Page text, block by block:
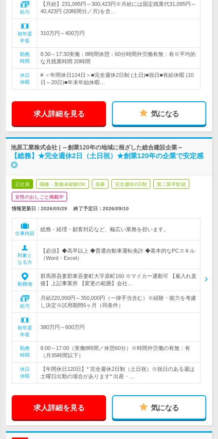
給与
【月給】231,095円～300,423円※月給には固定残業代31,095円～
40,423円 (20時間分／月)を含…
初年度
年収
310万円～400万円
勤務
時間
8:30～17:30実働：8時間休憩：60分時間外労働有無：有※平均的
な月残業時間 20時間
休日
休暇
# ＜年間休日124日＞■完全週休2日制 (土日)■祝日■有給休暇 (10
日～20日)■年末年始休暇…
求人詳細を見る 気になる
池原工業株式会社 | ～創業120年の地域に根ざした総合建設企業～
【総務】★完全週休2日（土日祝）★創業120年の企業で安定感
◎
正社員 職種・業種未経験OK 急募 完全週休2日制 第二新卒歓迎
女性のおしごと掲載中
情報更新日：2026/05/29 終了予定日： 2026/09/10
仕事内容
総務・経理・顧客対応など、幅広い業務を担います。
対象と
なる方
【必須】◆高卒以上 ◆普通自動車運転免許 ◆基本的なPCスキル
（Word・Excel）
勤務地
群馬県吾妻郡東吾妻町大字原町160 ※マイカー通勤可 【雇入れ直
後】上記事業所 【変更の範囲】会社…
給与
月給220,000円～350,000円（一律手当含む）※経験・能力を考慮
し決定※試用期間6ヶ月（同条件）
初年度
年収
380万円～600万円
勤務
時間
8:00～17:00（実働8時間／休憩60分）※時間外労働の有無：有
（月35時間以下）
休日
休暇
【年間休日120日】* 完全週休2日制（土日祝）※祝日のある週は
土曜日出勤の場合があります* 出産・…
求人詳細を見る 気になる